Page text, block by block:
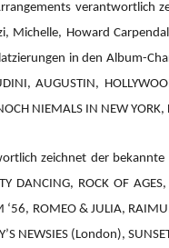
verantwortlich
Michelle, Howard
in den Album-
AUGUSTIN,
NIEMALS IN NEW
zeichnet der bekannte
DANCING, ROCK OF
ROMEO & JULIA,
NEWSIES (London),